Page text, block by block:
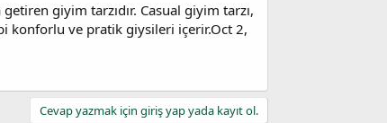
giyim tarzıdır. Casual giyim tarzı,
konforlu ve pratik giysileri içerir.Oct 2,
Cevap yazmak için giriş yap yada kayıt ol.